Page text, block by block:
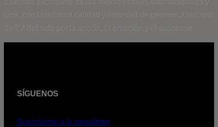
SÍGUENOS
Suscribirme a la newsletter